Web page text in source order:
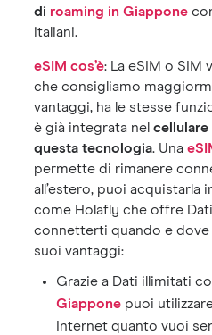
di roaming in Giappone
italiani.
eSIM cos’è: La eSIM o SIM
che consigliamo
vantaggi, ha le stesse
è già integrata nel
questa tecnologia. Una
permette di rimanere
all’estero, puoi acquistarla
come Holafly che offre
connetterti quando e dove
suoi vantaggi:
Grazie a Dati illimitati
Giappone puoi
Internet quanto vuoi